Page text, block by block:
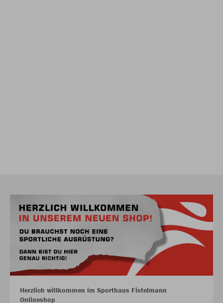
Herzlich willkommen im Sporthaus Fistelmann
Onlineshop